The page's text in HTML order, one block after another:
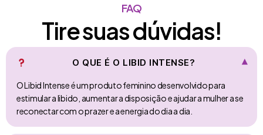
FAQ
Tire suas dúvidas!
O QUE É O LIBID INTENSE? ▾
O Libid Intense é um produto feminino desenvolvido para
estimular a libido, aumentar a disposição e ajudar a mulher a se
reconectar com o prazer e a energia do dia a dia.